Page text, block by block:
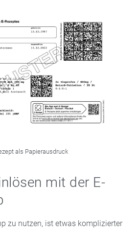
als Papierausdruck
mit der E-
zu nutzen, ist etwas komplizierter